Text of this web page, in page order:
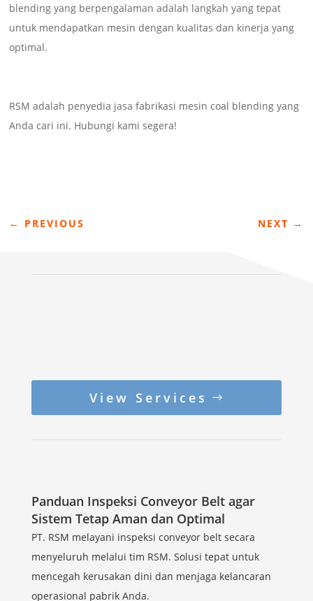
blending yang berpengalaman adalah langkah yang tepat
untuk mendapatkan mesin dengan kualitas dan kinerja yang
optimal.
RSM adalah penyedia jasa fabrikasi mesin coal blending yang
Anda cari ini. Hubungi kami segera!
← PREVIOUS NEXT →
View Services
Panduan Inspeksi Conveyor Belt agar
Sistem Tetap Aman dan Optimal
PT. RSM melayani inspeksi conveyor belt secara
menyeluruh melalui tim RSM. Solusi tepat untuk
mencegah kerusakan dini dan menjaga kelancaran
operasional pabrik Anda.